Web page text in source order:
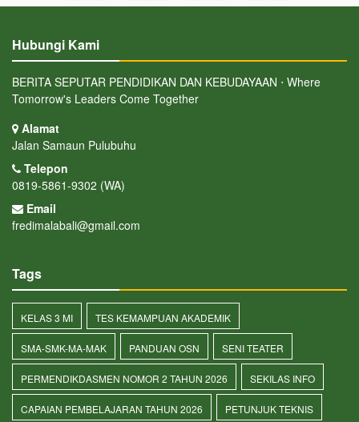
Hubungi Kami
BERITA SEPUTAR PENDIDIKAN DAN KEBUDAYAAN ⋅ Where
Tomorrow's Leaders Come Together
Alamat
Jalan Samaun Pulubuhu
Telepon
0819-5861-9302 (WA)
Email
fredimalabali@gmail.com
Tags
KELAS 3 MI TES KEMAMPUAN AKADEMIK
SMA-SMK-MA-MAK PANDUAN OSN SENI TEATER
PERMENDIKDASMEN NOMOR 2 TAHUN 2026 SEKILAS INFO
CAPAIAN PEMBELAJARAN TAHUN 2026 PETUNJUK TEKNIS